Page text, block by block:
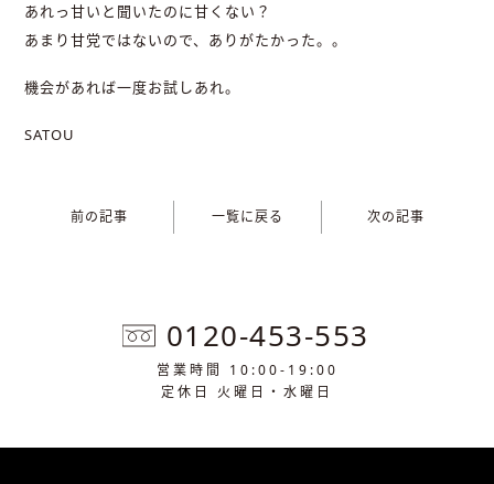
あれっ甘いと聞いたのに甘くない？
あまり甘党ではないので、ありがたかった。。
機会があれば一度お試しあれ。
SATOU
前の記事 一覧に戻る 次の記事
0120-453-553
営業時間 10:00-19:00
定休日 火曜日・水曜日